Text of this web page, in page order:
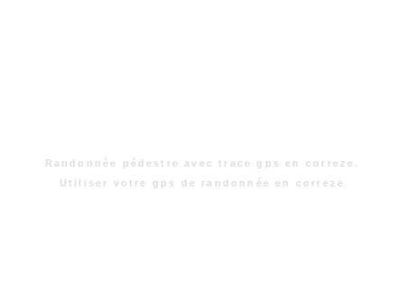
Randonnée pédestre avec trace gps en correze.
Utiliser votre gps de randonnée en correze